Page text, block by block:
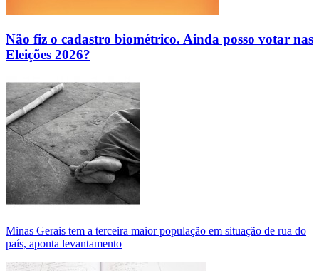
Não fiz o cadastro biométrico. Ainda posso votar nas
Eleições 2026?
Minas Gerais tem a terceira maior população em situação de rua do
país, aponta levantamento